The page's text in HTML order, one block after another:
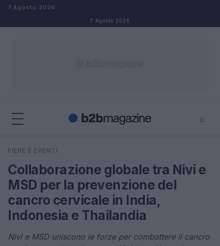
Salta al contenuto
7 Agosto 2026
7 Agosto 2026
⌕
Cerca
FIERE E EVENTI
Collaborazione globale tra Nivi e
MSD per la prevenzione del
cancro cervicale in India,
Indonesia e Thailandia
Nivi e MSD uniscono le forze per combattere il cancro